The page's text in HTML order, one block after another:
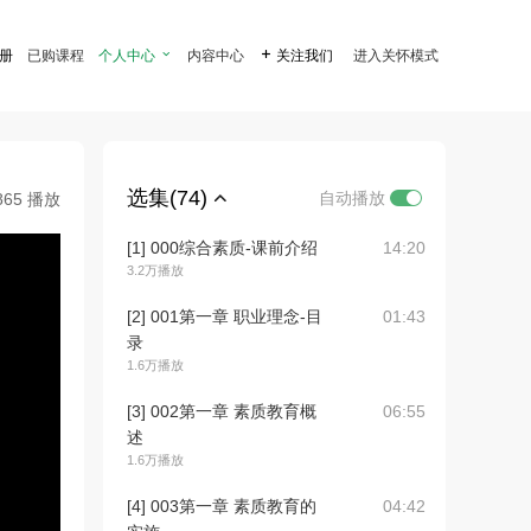
已购课程 个人中心  内容中心  关注我们 进入关怀模式
播放 选集(74) 自动播放
[1] 000综合素质-课前介绍
3.2万播放
14:20
[2] 001第一章 职业理念-目
录
1.6万播放
01:43
[3] 002第一章 素质教育概
述
1.6万播放
06:55
[4] 003第一章 素质教育的
04:42